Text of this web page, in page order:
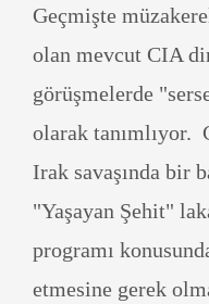
Geçmişte
olan mevcut CIA
görüşmelerde
olarak
Irak savaşında bir
"Yaşayan Şehit"
programı
etmesine gerek